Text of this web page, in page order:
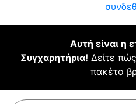
Αυτή είναι η
Συγχαρητήρια! Δείτε
πακέτο